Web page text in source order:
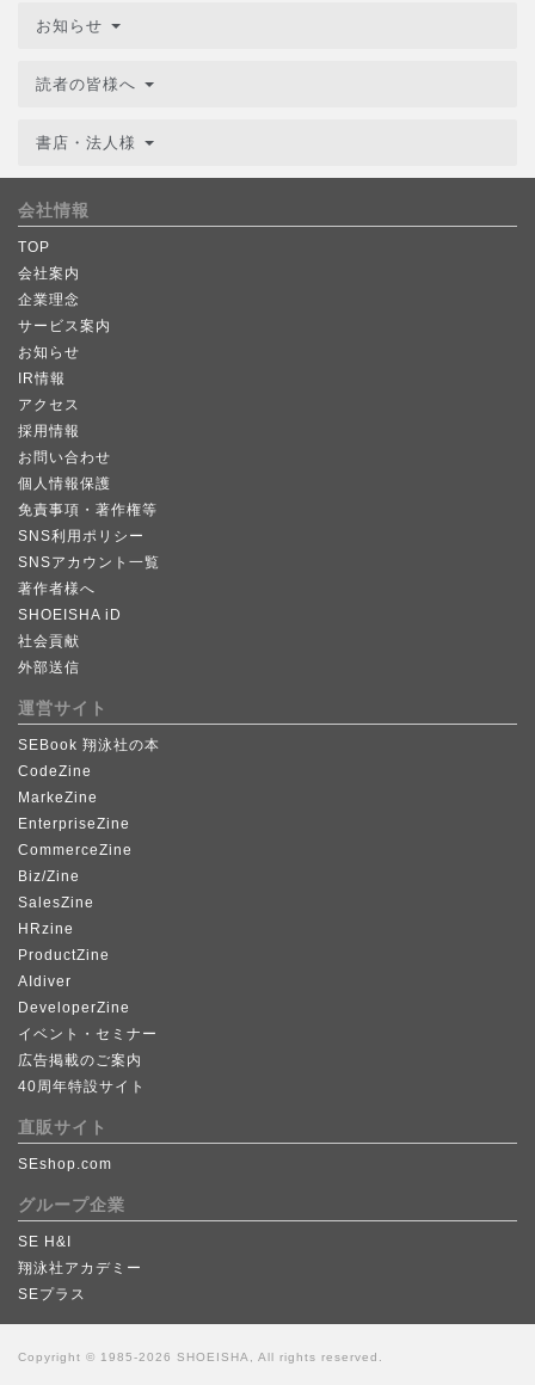
お知らせ
読者の皆様へ
書店・法人様
会社情報
TOP
会社案内
企業理念
サービス案内
お知らせ
IR情報
アクセス
採用情報
お問い合わせ
個人情報保護
免責事項・著作権等
SNS利用ポリシー
SNSアカウント一覧
著作者様へ
SHOEISHA iD
社会貢献
外部送信
運営サイト
SEBook 翔泳社の本
CodeZine
MarkeZine
EnterpriseZine
CommerceZine
Biz/Zine
SalesZine
HRzine
ProductZine
AIdiver
DeveloperZine
イベント・セミナー
広告掲載のご案内
40周年特設サイト
直販サイト
SEshop.com
グループ企業
SE H&I
翔泳社アカデミー
SEプラス
Copyright © 1985-2026 SHOEISHA, All rights reserved.